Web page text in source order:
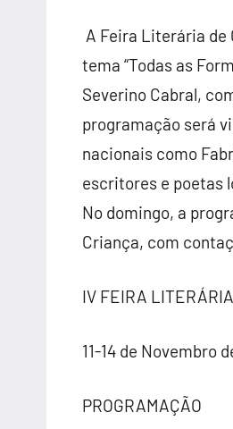
A Feira Literária de
tema “Todas as
Severino Cabral,
programação será
nacionais como
escritores e poetas
No domingo, a
Criança, com
IV FEIRA
11-14 de Novembro
PROGRAMAÇÃO